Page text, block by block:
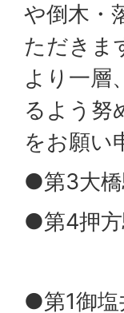
や倒木・
ただきま
より一層
るよう努
をお願い
●第3大
●第4押
●第1御塩